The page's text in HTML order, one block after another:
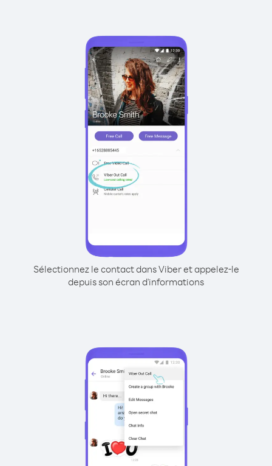
Sélectionnez le contact dans Viber et appelez-le
depuis son écran d'informations